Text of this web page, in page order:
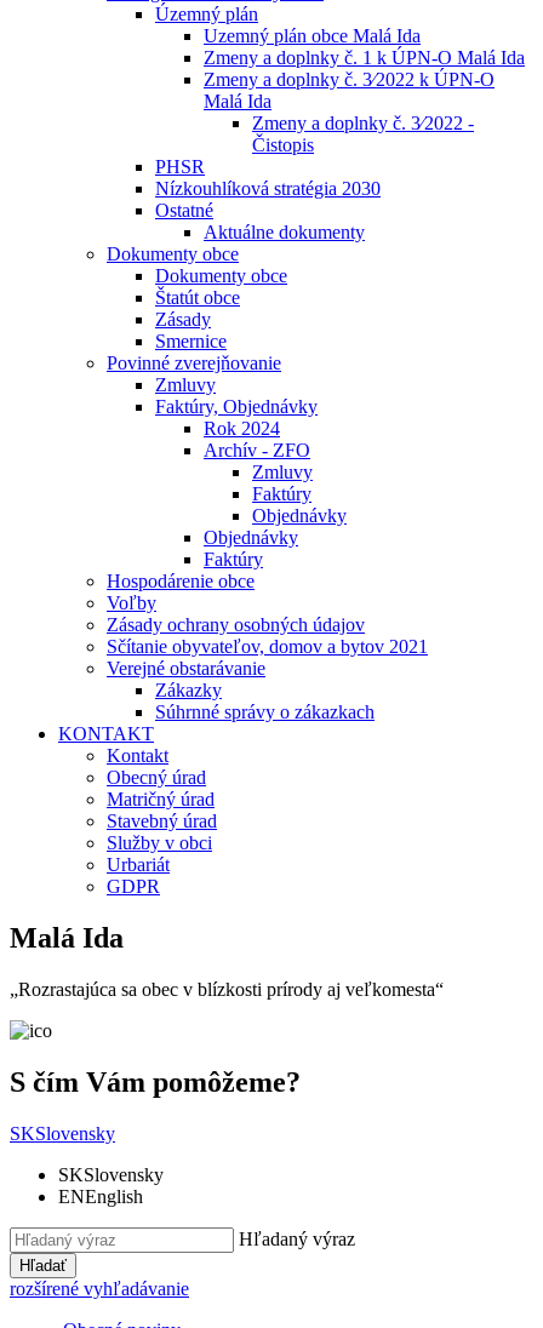
Územný plán
Uzemný plán obce Malá Ida
Zmeny a doplnky č. 1 k ÚPN-O Malá Ida
Zmeny a doplnky č. 3⁄2022 k ÚPN-O
Malá Ida
Zmeny a doplnky č. 3⁄2022 -
Čistopis
PHSR
Nízkouhlíková stratégia 2030
Ostatné
Aktuálne dokumenty
Dokumenty obce
Dokumenty obce
Štatút obce
Zásady
Smernice
Povinné zverejňovanie
Zmluvy
Faktúry, Objednávky
Rok 2024
Archív - ZFO
Zmluvy
Faktúry
Objednávky
Objednávky
Faktúry
Hospodárenie obce
Voľby
Zásady ochrany osobných údajov
Sčítanie obyvateľov, domov a bytov 2021
Verejné obstarávanie
Zákazky
Súhrnné správy o zákazkach
KONTAKT
Kontakt
Obecný úrad
Matričný úrad
Stavebný úrad
Služby v obci
Urbariát
GDPR
Malá Ida
„Rozrastajúca sa obec v blízkosti prírody aj veľkomesta“
S čím Vám pomôžeme?
SKSlovensky
SKSlovensky
ENEnglish
Hľadaný výraz
Hľadať
rozšírené vyhľadávanie